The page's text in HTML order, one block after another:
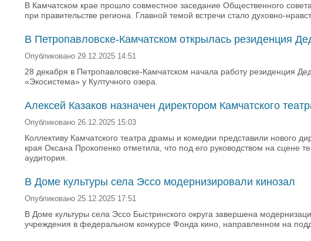
В Камчатском крае прошло совместное заседание Общественного
при правительстве региона. Главной темой встречи стало духовно-
В Петропавловске-Камчатском открылась резиденция
Опубликовано 29.12.2025 14:51
28 декабря в Петропавловске-Камчатском начала работу резиденция
«Экосистема» у Култучного озера.
Алексей Казаков назначен директором Камчатского
Опубликовано 26.12.2025 15:03
Коллективу Камчатского театра драмы и комедии представили нового
края Оксана Прокопенко отметила, что под его руководством на сцене
аудитория.
В Доме культуры села Эссо модернизировали кинозал
Опубликовано 25.12.2025 17:51
В Доме культуры села Эссо Быстринского округа завершена
учреждения в федеральном конкурсе Фонда кино, направленном на